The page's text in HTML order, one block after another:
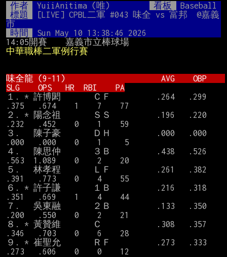
Mute
作者 YuiiAnitima (唯) 看板
Baseball
標題
[LIVE] CPBL二軍 #043 味全 vs 富邦  @嘉義
市
時間
Sun May 10 13:38:46 2026
中華職棒二軍例行賽
味全龍 (9-11)                     AVG    OBP
SLG    OPS   HR  RBI    PA
１. * 許博閎       ＣＦ          .264   .299
.375   .674    1    7    77
２. * 陽念祖       ＳＳ          .196   .220
.232   .452    0    1    59
３.   陳子豪       ＤＨ          .000   .000
.000   .000    0    1     5
４.   陳思仲       ３Ｂ          .438   .526
.563  1.089    0    2    20
５.   林孝程       ＬＦ          .261   .382
.391   .773    0    4    55
６. * 許子謙       １Ｂ          .216   .318
.351   .669    1    4    44
７.   吳東融       ２Ｂ          .133   .350
.200   .550    0    2    21
８. * 黃贊維       Ｃ            .308   .357
.346   .703    0    6    28
９. * 崔聖允       ＲＦ          .273   .333
.273   .606    0    0    12